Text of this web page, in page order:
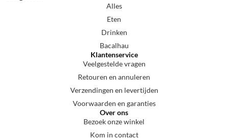
Alles
Eten
Drinken
Bacalhau
Klantenservice
Veelgestelde vragen
Retouren en annuleren
Verzendingen en levertijden
Voorwaarden en garanties
Over ons
Bezoek onze winkel
Kom in contact